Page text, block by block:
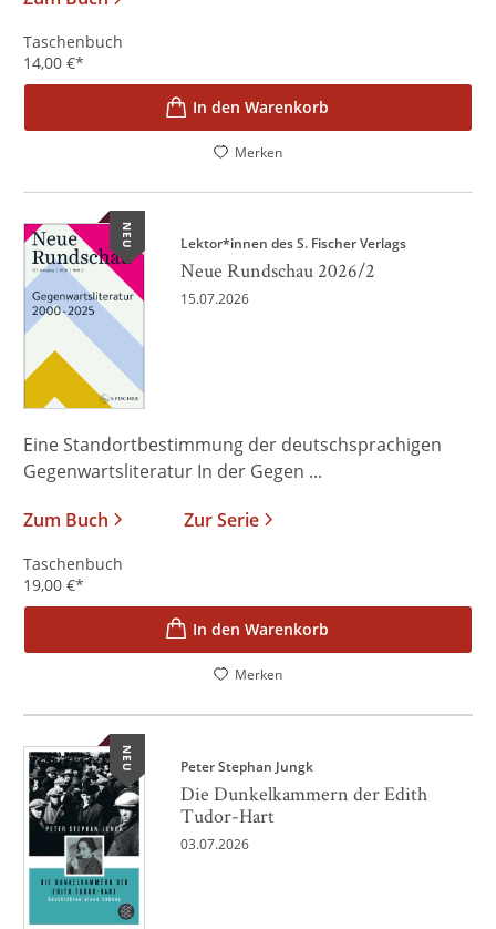
Taschenbuch
14,00 €*
In den Warenkorb
Merken
NEU Lektor*innen des S. Fischer Verlags
Neue Rundschau 2026/2
15.07.2026
Eine Standortbestimmung der deutschsprachigen
Gegenwartsliteratur In der Gegen ...
Zum Buch
Zur Serie
Taschenbuch
19,00 €*
In den Warenkorb
Merken
NEU Peter Stephan Jungk
Die Dunkelkammern der Edith
Tudor-Hart
03.07.2026